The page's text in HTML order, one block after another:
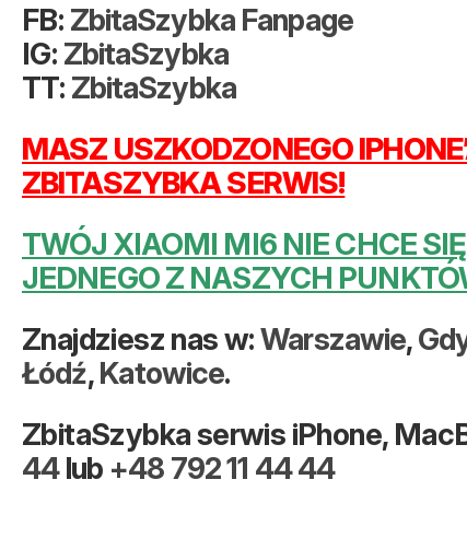
FB: ZbitaSzybka Fanpage
IG: ZbitaSzybka
TT: ZbitaSzybka
MASZ USZKODZONEGO
ZBITASZYBKA SERWIS!
TWÓJ XIAOMI MI6 NIE CHCE
JEDNEGO Z NASZYCH
Znajdziesz nas w:Warszawie,
Łódź,Katowice.
ZbitaSzybka serwis iPhone,
44lub +48 792 11 44 44